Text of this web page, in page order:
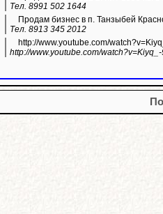
Тел. 8991 502 1644
Продам бизнес в п. Танзыбей
Тел. 8913 345 2012
http://www.youtube.com/
http://www.youtube.com/